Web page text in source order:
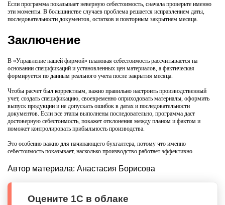
Если программа показывает неверную себестоимость, сначала проверьте именно
эти моменты. В большинстве случаев проблема решается исправлением даты,
последовательности документов, остатков и повторным закрытием месяца.
Заключение
В «Управление нашей фирмой» плановая себестоимость рассчитывается на
основании спецификаций и установленных цен материалов, а фактическая
формируется по данным реального учета после закрытия месяца.
Чтобы расчет был корректным, важно правильно настроить производственный
учет, создать спецификацию, своевременно оприходовать материалы, оформить
выпуск продукции и не допускать ошибок в датах и последовательности
документов. Если все этапы выполнены последовательно, программа даст
достоверную себестоимость, покажет отклонения между планом и фактом и
поможет контролировать прибыльность производства.
Это особенно важно для начинающего бухгалтера, потому что именно
себестоимость показывает, насколько производство работает эффективно.
Автор материала: Анастасия Борисова
Оцените 1С в облаке